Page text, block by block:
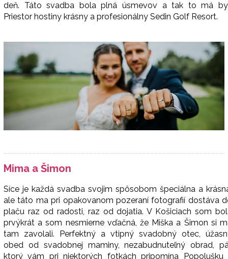
deň. Táto svadba bola plná úsmevov a tak to má
Priestor hostiny krásny a profesionálny Sedin Golf Resort.
Mima a Šimon
Síce je každá svadba svojim spôsobom špeciálna a
ale táto ma pri opakovanom pozeraní fotografií dostáva
plaču raz od radosti, raz od dojatia. V Košiciach som
prvýkrát a som nesmierne vďačná, že Miška a Šimon si
tam zavolali. Perfektný a vtipný svadobný otec,
obed od svadobnej maminy, nezabudnuteľný obrad,
ktorý vám pri niektorých fotkách pripomína Popolušku